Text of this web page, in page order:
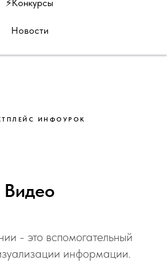
⚡️Конкурсы
Новости
ИНФОУРОК
Видео
- это вспомогательный
информации.